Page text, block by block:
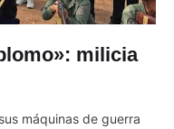
milicia
máquinas de guerra